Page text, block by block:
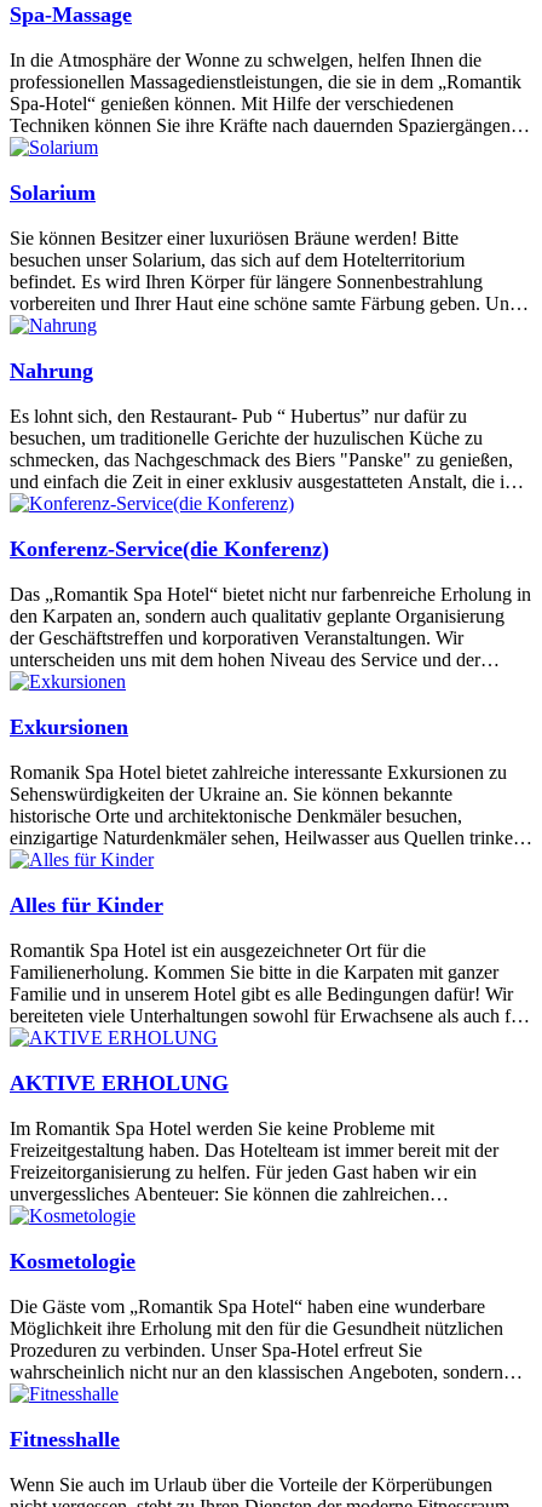
Ihnen eine vollwertige Entspannung zum Geschenk machen.
Spa-Massage
In die Atmosphäre der Wonne zu schwelgen, helfen Ihnen die
professionellen Massagedienstleistungen, die sie in dem „Romantik
Spa-Hotel“ genießen können. Mit Hilfe der verschiedenen
Techniken können Sie ihre Kräfte nach dauernden Spaziergängen
erneuern, relaxen, sich entspannen und eine Ladung der positiven
Solarium
Sie können Besitzer einer luxuriösen Bräune werden! Bitte
besuchen unser Solarium, das sich auf dem Hotelterritorium
befindet. Es wird Ihren Körper für längere Sonnenbestrahlung
vorbereiten und Ihrer Haut eine schöne samte Färbung geben. Und
vergessen Sie bitte nicht, dass Sie mit der Hilfe des Solariums das
wenig glücklicher werden können.
Nahrung
Es lohnt sich, den Restaurant- Pub “ Hubertus” nur dafür zu
besuchen, um traditionelle Gerichte der huzulischen Küche zu
schmecken, das Nachgeschmack des Biers "Panske" zu genießen,
und einfach die Zeit in einer exklusiv ausgestatteten Anstalt, die im
Konferenz-Service(die Konferenz)
Das „Romantik Spa Hotel“ bietet nicht nur farbenreiche Erholung in
den Karpaten an, sondern auch qualitativ geplante Organisierung
der Geschäftstreffen und korporativen Veranstaltungen. Wir
unterscheiden uns mit dem hohen Niveau des Service und der
Bearbeitung aller Organisationsdetails. Im Hotel sind drei
Rednerpulten und anderen erforderlichen Elementen der
Exkursionen
Romanik Spa Hotel bietet zahlreiche interessante Exkursionen zu
Sehenswürdigkeiten der Ukraine an. Sie können bekannte
historische Orte und architektonische Denkmäler besuchen,
einzigartige Naturdenkmäler sehen, Heilwasser aus Quellen trinken,
das Bier in einer traditionellen ukrainischen Brauerei verkosten und
Alles für Kinder
Romantik Spa Hotel ist ein ausgezeichneter Ort für die
Familienerholung. Kommen Sie bitte in die Karpaten mit ganzer
Familie und in unserem Hotel gibt es alle Bedingungen dafür! Wir
bereiteten viele Unterhaltungen sowohl für Erwachsene als auch für
Kinder vor.
AKTIVE ERHOLUNG
Im Romantik Spa Hotel werden Sie keine Probleme mit
Freizeitgestaltung haben. Das Hotelteam ist immer bereit mit der
Freizeitorganisierung zu helfen. Für jeden Gast haben wir ein
unvergessliches Abenteuer: Sie können die zahlreichen
Fusswanderungen, Quad-Runde, Jeep-Route oder Rafting
Kosmetologie
Die Gäste vom „Romantik Spa Hotel“ haben eine wunderbare
Möglichkeit ihre Erholung mit den für die Gesundheit nützlichen
Prozeduren zu verbinden. Unser Spa-Hotel erfreut Sie
wahrscheinlich nicht nur an den klassischen Angeboten, sondern
auch an den Neuheiten in der Welt für Kosmetologie. Lassen Sie
genießen solange an Ihrem Äußeren die Fachleute arbeiten.
Fitnesshalle
Wenn Sie auch im Urlaub über die Vorteile der Körperübungen